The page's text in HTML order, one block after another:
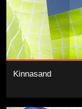
Kinnasand